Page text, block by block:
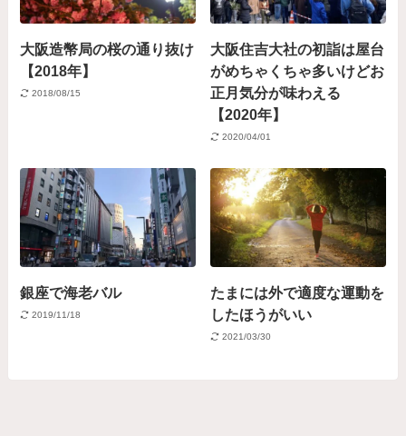
大阪造幣局の桜の通り抜け
【2018年】
2018/08/15
大阪住吉大社の初詣は屋台
がめちゃくちゃ多いけどお
正月気分が味わえる
【2020年】
2020/04/01
銀座で海老バル
2019/11/18
たまには外で適度な運動を
したほうがいい
2021/03/30